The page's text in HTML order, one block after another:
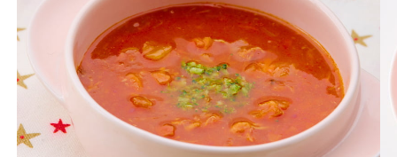
ギフトを贈る
お知らせ
お客様の声